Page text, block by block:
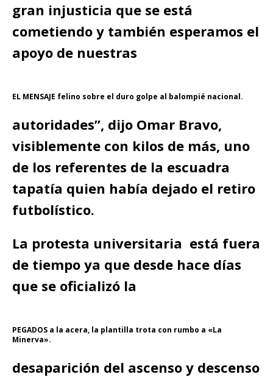
gran injusticia que se está
cometiendo y también esperamos el
apoyo de nuestras
EL MENSAJE felino sobre el duro golpe al balompié nacional.
autoridades”, dijo Omar Bravo,
visiblemente con kilos de más, uno
de los referentes de la escuadra
tapatía quien había dejado el retiro
futbolístico.
La protesta universitaria está fuera
de tiempo ya que desde hace días
que se oficializó la
PEGADOS a la acera, la plantilla trota con rumbo a «La
Minerva».
desaparición del ascenso y descenso